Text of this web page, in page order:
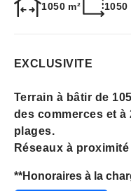
1050 m² 1050
EXCLUSIVITE
Terrain à bâtir de
des commerces et
plages.
Réseaux à
CU opérationnel.
**Honoraires à la